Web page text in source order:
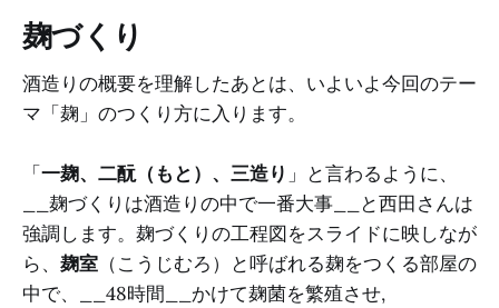
麹づくり
酒造りの概要を理解したあとは、いよいよ今回のテー
マ「麹」のつくり方に入ります。
「一麹、二酛（もと）、三造り 」と言わるように、
__麹づくりは酒造りの中で一番大事__と西田さんは
強調します。麹づくりの工程図をスライドに映しなが
ら、 麹室 （こうじむろ）と呼ばれる麹をつくる部屋の
中で、__48時間__かけて麹菌を繁殖させ,